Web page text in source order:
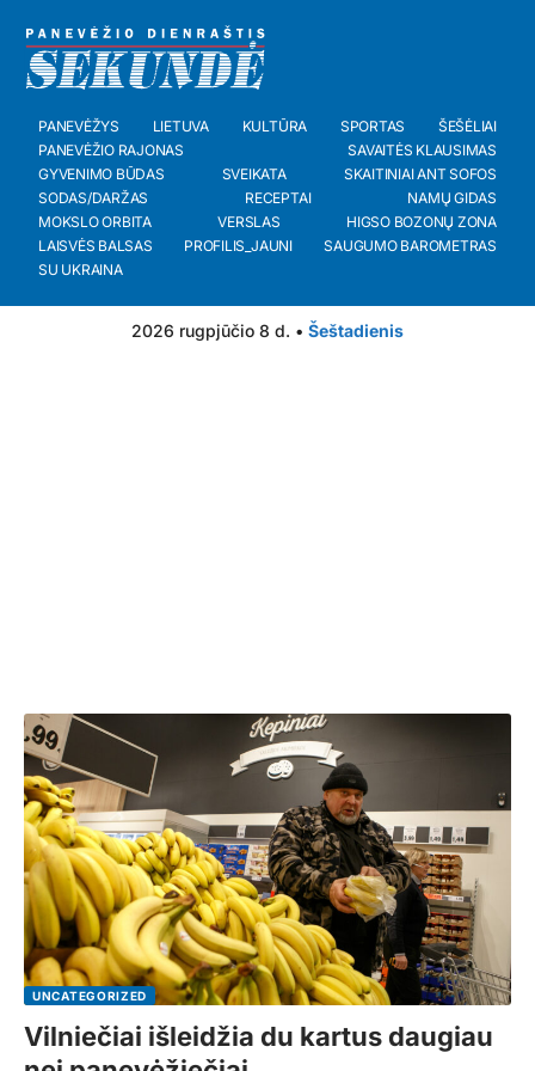
PANEVĖŽYS LIETUVA KULTŪRA SPORTAS
ŠEŠĖLIAI
PANEVĖŽIO RAJONAS
SAVAITĖS KLAUSIMAS
GYVENIMO BŪDAS
SVEIKATA
SKAITINIAI ANT SOFOS
SODAS/DARŽAS
RECEPTAI
NAMŲ GIDAS
MOKSLO ORBITA
VERSLAS
HIGSO BOZONŲ ZONA
LAISVĖS BALSAS
PROFILIS_JAUNI
SAUGUMO BAROMETRAS
SU UKRAINA
2026 rugpjūčio 8 d. • Šeštadienis
UNCATEGORIZED
Vilniečiai išleidžia du kartus daugiau